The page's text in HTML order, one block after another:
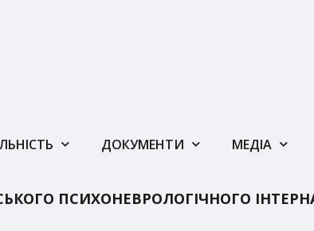
ДОКУМЕНТИ МЕДІА
ПСИХОНЕВРОЛОГІЧНОГО